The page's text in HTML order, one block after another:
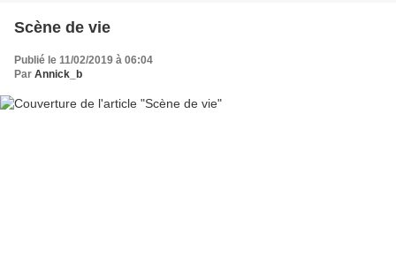
Scène de vie
Publié le 11/02/2019 à 06:04
Par Annick_b